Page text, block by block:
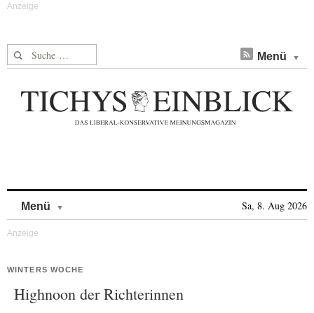
Suche nach: Menü
Menü Sa, 8. Aug 2026
WINTERS WOCHE
Highnoon der Richterinnen